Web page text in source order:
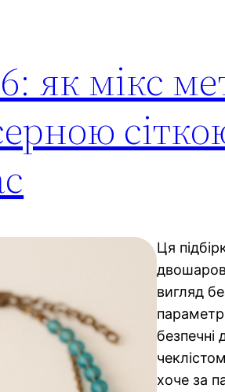
як мікс
Ця
вигляд
безпечні
хоче за